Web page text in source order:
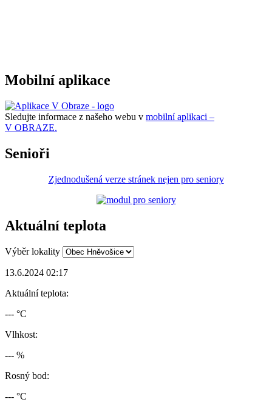
Mobilní aplikace
Sledujte informace z našeho webu v mobilní aplikaci –
V OBRAZE.
Senioři
Zjednodušená verze stránek nejen pro seniory
Aktuální teplota
Výběr lokality
13.6.2024 02:17
Aktuální teplota:
--- °C
Vlhkost:
--- %
Rosný bod:
--- °C